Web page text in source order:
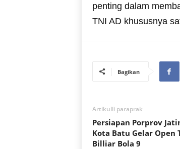
penting dalam
TNI AD khususnya
Bagikan
Artikulli paraprak
Persiapan Porprov
Kota Batu Gelar Open
Billiar Bola 9